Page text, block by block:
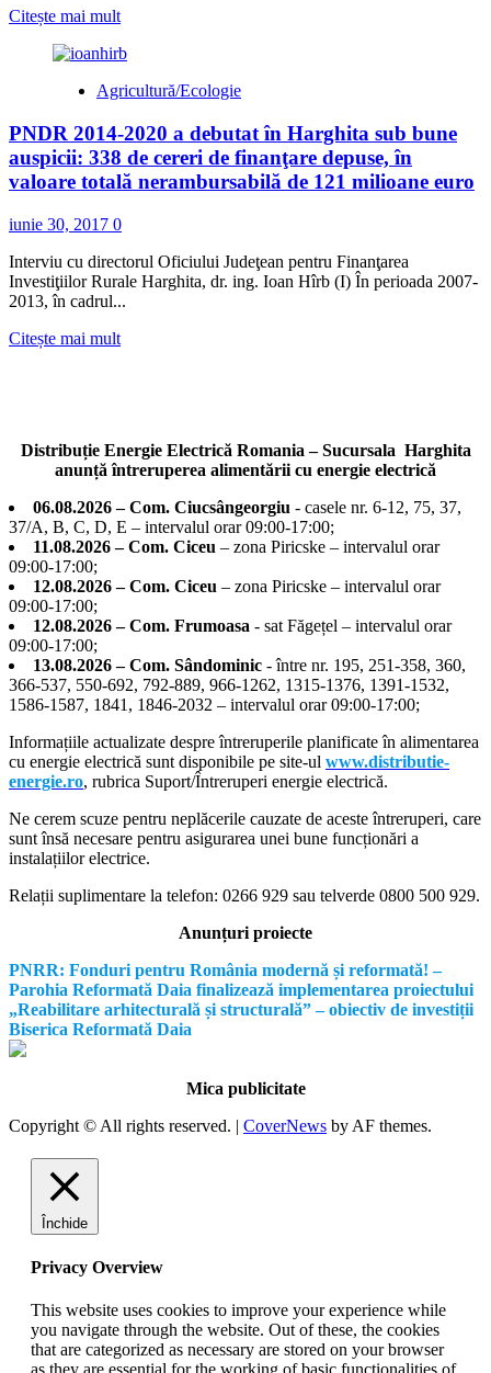
Citește mai multRead
about
în
în
acest
an
au
organizate
45
de
întâlniri
45
diseminării
informaţiilor
potenţialii
beneficiari
privind
de
a
prin
PNDR
2014-
Agricultură/Ecologie
PNDR 2014-2020 a debutat în Harghita sub bune
auspicii: 338 de cereri de finanţare depuse, în
valoare totală nerambursabilă de 121 milioane euro
iunie 30, 2017 0
Interviu cu directorul Oficiului Judeţean pentru Finanţarea
Investiţiilor Rurale Harghita, dr. ing. Ioan Hîrb (I) În perioada 2007-
2013, în cadrul...
Citește mai multRead
a
debutat
Harghita
sub
bune
338
cereri
finanţare
depuse,
în
valoare
totală
nerambursabilă
de
milioane
euro
Distribuție Energie Electrică Romania – Sucursala Harghita
anunță întreruperea alimentării cu energie electrică
06.08.2026 – Com. Ciucsângeorgiu - casele nr. 6-12, 75, 37,
37/A, B, C, D, E – intervalul orar 09:00-17:00;
11.08.2026 – Com. Ciceu – zona Piricske – intervalul orar
09:00-17:00;
12.08.2026 – Com. Ciceu – zona Piricske – intervalul orar
09:00-17:00;
12.08.2026 – Com. Frumoasa - sat Făgețel – intervalul orar
09:00-17:00;
13.08.2026 – Com. Sândominic - între nr. 195, 251-358, 360,
366-537, 550-692, 792-889, 966-1262, 1315-1376, 1391-1532,
1586-1587, 1841, 1846-2032 – intervalul orar 09:00-17:00;
Informațiile actualizate despre întreruperile planificate în alimentarea
cu energie electrică sunt disponibile pe site-ul www.distributie-
energie.ro, rubrica Suport/Întreruperi energie electrică.
Ne cerem scuze pentru neplăcerile cauzate de aceste întreruperi, care
sunt însă necesare pentru asigurarea unei bune funcționări a
instalațiilor electrice.
Relații suplimentare la telefon: 0266 929 sau telverde 0800 500 929.
Anunțuri proiecte
PNRR: Fonduri pentru România modernă și reformată! –
Parohia Reformată Daia finalizează implementarea proiectului
„Reabilitare arhitecturală și structurală” – obiectiv de investiții
Biserica Reformată Daia
Mica publicitate
Copyright © All rights reserved. | CoverNews by AF themes.
Închide
Privacy Overview
This website uses cookies to improve your experience while
you navigate through the website. Out of these, the cookies
that are categorized as necessary are stored on your browser